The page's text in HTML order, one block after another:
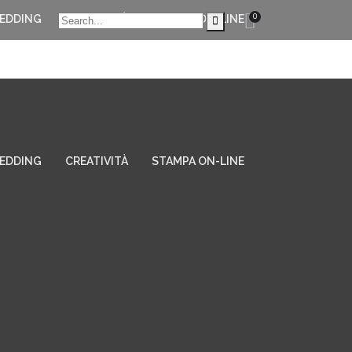
0
CREATIVITÀ STAMPA ON-LINE
CREATIVITÀ STAMPA ON-LINE